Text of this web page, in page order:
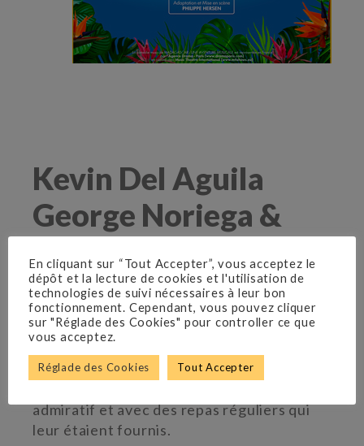
Kevin Del Aguila
George Noriega &
Joel Someillan
Alex le lion est le roi de la jungle urbaine,
principale attraction du zoo de Central
Park à New York. Lui et ses meilleurs amis –
Marty le zèbre, Melman la girafe et Gloria
l’hippopotame – ont passé toute leur vie en
admiratif et avec des repas réguliers qui
leur étaient fournis.
En cliquant sur “Tout Accepter”, vous acceptez le
dépôt et la lecture de cookies et l'utilisation de
technologies de suivi nécessaires à leur bon
fonctionnement. Cependant, vous pouvez cliquer
sur "Réglade des Cookies" pour controller ce que
vous acceptez.
Réglade des Cookies Tout Accepter